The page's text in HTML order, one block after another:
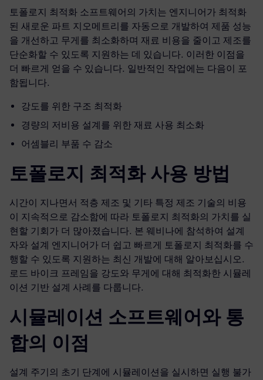
토폴로지 최적화 소프트웨어의 가치는 엔지니어가 최적화
된 새로운 파트 지오메트리를 자동으로 개발하여 제품 성능
을 개선하고 무게를 최소화하며 재료 비용을 줄이고 제조를
단순화할 수 있도록 지원하는 데 있습니다. 이러한 이점을
더 빠르게 얻을 수 있습니다. 일반적인 작업에는 다음이 포
함됩니다.
강도를 위한 구조 최적화
경량의 저비용 설계를 위한 재료 사용 최소화
어셈블리 부품 수 감소
토폴로지 최적화 사용 방법
시간이 지나면서 적층 제조 및 기타 특정 제조 기술의 비용
이 지속적으로 감소함에 따라 토폴로지 최적화의 가치를 실
현할 기회가 더 많아졌습니다. 본 웨비나에 참석하여 설계
자와 설계 엔지니어가 더 쉽고 빠르게 토폴로지 최적화를 수
행할 수 있도록 지원하는 최신 개발에 대해 알아보십시오.
로드 바이크 프레임을 강도와 무게에 대해 최적화한 시뮬레
이션 기반 설계 사례를 다룹니다.
시뮬레이션 소프트웨어와 통
합의 이점
설계 주기의 초기 단계에 시뮬레이션을 실시하면 실행 불가